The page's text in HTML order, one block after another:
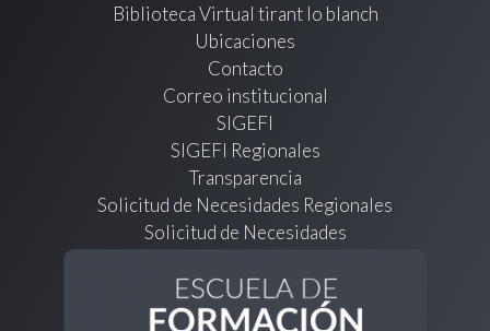
Biblioteca Virtual tirant lo blanch
Ubicaciones
Contacto
Correo institucional
SIGEFI
SIGEFI Regionales
Transparencia
Solicitud de Necesidades Regionales
Solicitud de Necesidades